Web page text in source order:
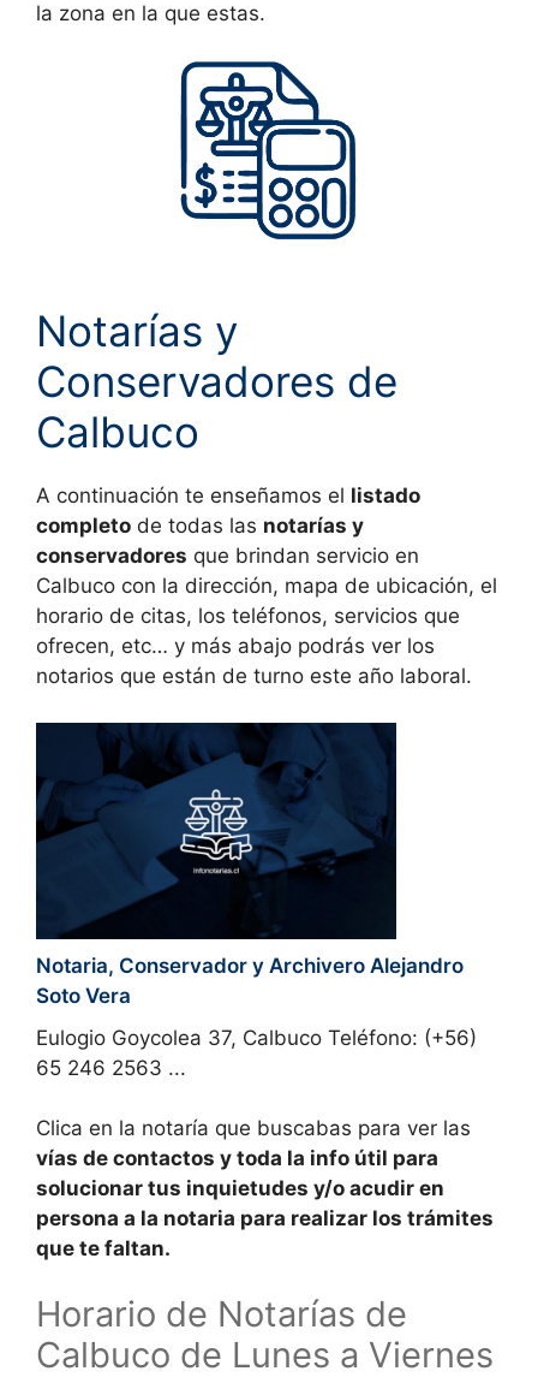
la zona en la que estas.
Notarías y
Conservadores de
Calbuco
A continuación te enseñamos el listado
completo de todas las notarías y
conservadores que brindan servicio en
Calbuco con la dirección, mapa de ubicación, el
horario de citas, los teléfonos, servicios que
ofrecen, etc… y más abajo podrás ver los
notarios que están de turno este año laboral.
Notaria, Conservador y Archivero Alejandro
Soto Vera
Eulogio Goycolea 37, Calbuco Teléfono: (+56)
65 246 2563 ...
Clica en la notaría que buscabas para ver las
vías de contactos y toda la info útil para
solucionar tus inquietudes y/o acudir en
persona a la notaria para realizar los trámites
que te faltan.
Horario de Notarías de
Calbuco de Lunes a Viernes